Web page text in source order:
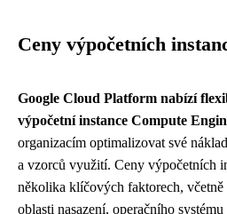
Ceny výpočetních
Google Cloud Platform nabízí
výpočetní instance Compute
organizacím optimalizovat své
a vzorců využití. Ceny výpočetních
několika klíčových faktorech,
oblasti nasazení, operačního